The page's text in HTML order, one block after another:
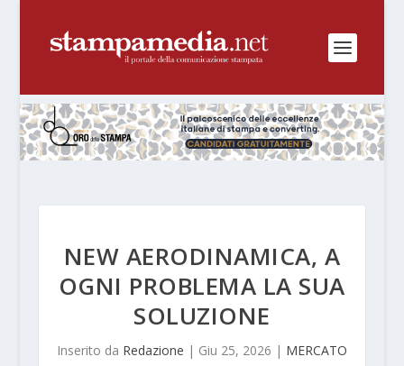
NEW AERODINAMICA, A
OGNI PROBLEMA LA SUA
SOLUZIONE
Inserito da Redazione | Giu 25, 2026 | MERCATO